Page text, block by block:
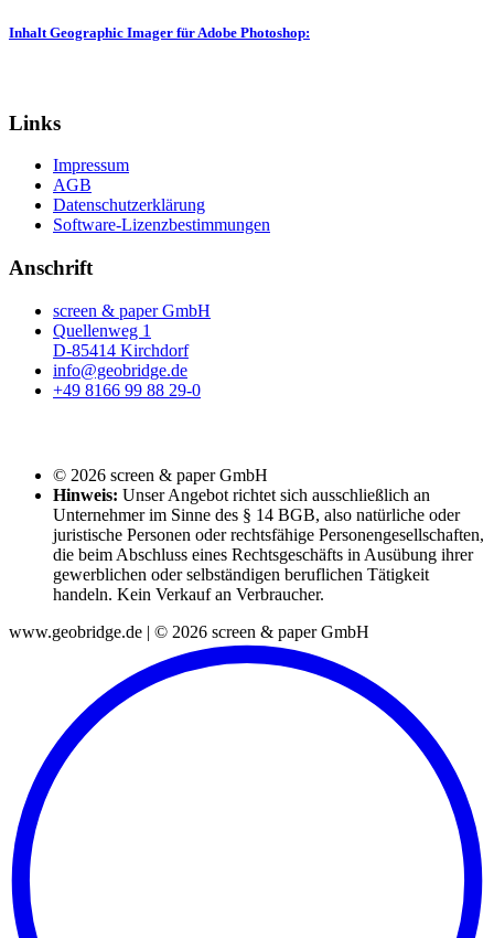
Inhalt Geographic Imager für Adobe Photoshop:
Links
Impressum
AGB
Datenschutzerklärung
Software-Lizenzbestimmungen
Anschrift
screen & paper GmbH
Quellenweg 1
D-85414 Kirchdorf
info@geobridge.de
+49 8166 99 88 29-0
© 2026 screen & paper GmbH
Hinweis: Unser Angebot richtet sich ausschließlich an
Unternehmer im Sinne des § 14 BGB, also natürliche oder
juristische Personen oder rechtsfähige Personengesellschaften,
die beim Abschluss eines Rechtsgeschäfts in Ausübung ihrer
gewerblichen oder selbständigen beruflichen Tätigkeit
handeln. Kein Verkauf an Verbraucher.
www.geobridge.de | © 2026 screen & paper GmbH